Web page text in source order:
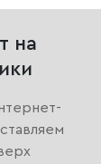
на